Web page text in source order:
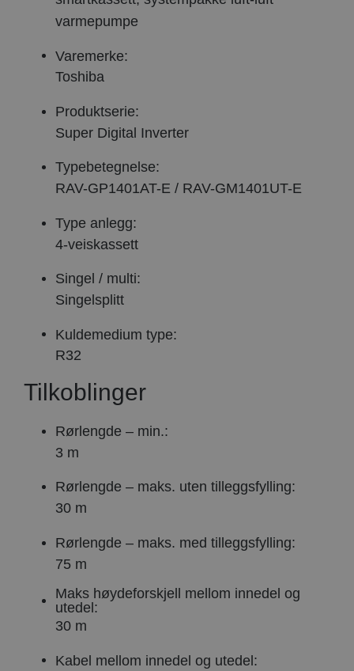
varmepumpe
Varemerke:
Toshiba
Produktserie:
Super Digital Inverter
Typebetegnelse:
RAV-GP1401AT-E / RAV-GM1401UT-E
Type anlegg:
4-veiskassett
Singel / multi:
Singelsplitt
Kuldemedium type:
R32
Tilkoblinger
Rørlengde – min.:
3 m
Rørlengde – maks. uten tilleggsfylling:
30 m
Rørlengde – maks. med tilleggsfylling:
75 m
Maks høydeforskjell mellom innedel og
utedel:
30 m
Kabel mellom innedel og utedel: